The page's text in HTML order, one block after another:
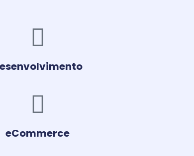
eCommerce